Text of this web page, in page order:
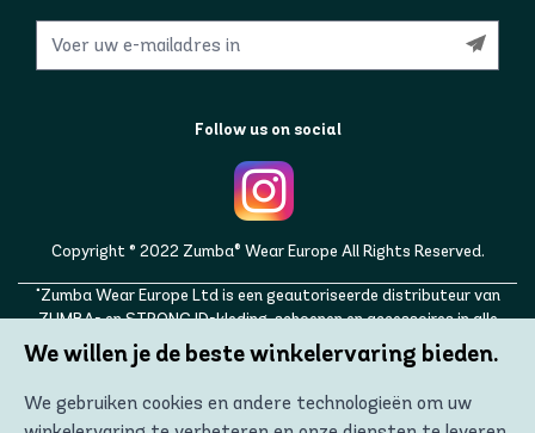
Follow us on social
Copyright © 2022 Zumba® Wear Europe All Rights Reserved.
"Zumba Wear Europe Ltd is een geautoriseerde distributeur van
ZUMBA- en STRONG ID-kleding, schoenen en accessoires in alle
Europese landen, evenals in het Verenigd Koninkrijk, Noorwegen,
Zwitserland, IJsland, Oekraïne, Moldavië, Turkije, Rusland. ZUMBA,
STRONG ID en de ZUMBA- en STRONG ID-logo's zijn handelsmerken
van Zumba Fitness, LLC en worden met toestemming gebruikt."
We willen je de beste winkelervaring bieden.
We gebruiken cookies en andere technologieën om uw